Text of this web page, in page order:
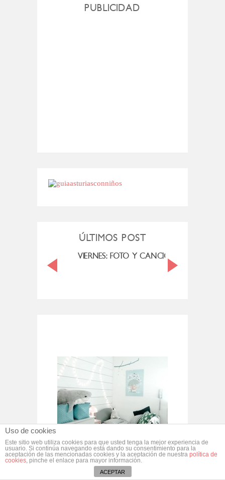
PUBLICIDAD
ÚLTIMOS POST
VIERNES: FOTO Y CANCIÓN
VISTAZO RÁPIDO
Uso de cookies
Este sitio web utiliza cookies para que usted tenga la mejor experiencia de
usuario. Si continúa navegando está dando su consentimiento para la
aceptación de las mencionadas cookies y la aceptación de nuestra política de
cookies, pinche el enlace para mayor información.
ACEPTAR